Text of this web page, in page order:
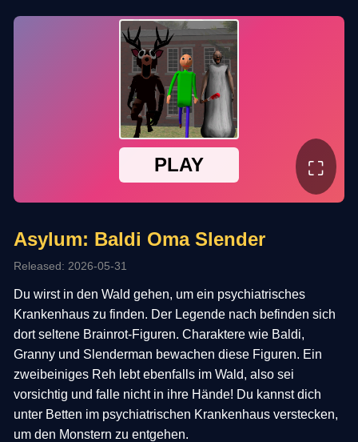
⛶
Asylum: Baldi Oma Slender
Released: 2026-05-31
Du wirst in den Wald gehen, um ein psychiatrisches
Krankenhaus zu finden. Der Legende nach befinden sich
dort seltene Brainrot-Figuren. Charaktere wie Baldi,
Granny und Slenderman bewachen diese Figuren. Ein
zweibeiniges Reh lebt ebenfalls im Wald, also sei
vorsichtig und falle nicht in ihre Hände! Du kannst dich
unter Betten im psychiatrischen Krankenhaus verstecken,
um den Monstern zu entgehen.